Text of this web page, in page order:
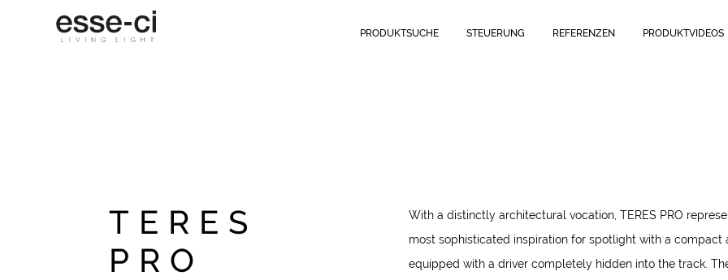
PRODUKTSUCHE STEUERUNG REFERENZEN PRODUKTVIDEOS
TERES
PRO
With a distinctly architectural vocation, TERES PRO
most sophisticated inspiration for spotlight with a compact
equipped with a driver completely hidden into the track.